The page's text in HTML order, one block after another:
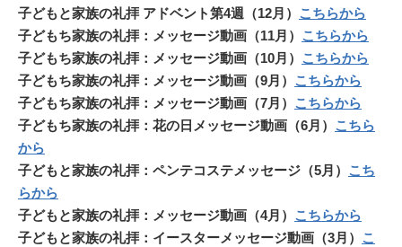
子どもと家族の礼拝 アドベント第4週（12月） こちらから
子どもち家族の礼拝：メッセージ動画（11月） こちらから
子どもち家族の礼拝：メッセージ動画（10月） こちらから
子どもち家族の礼拝：メッセージ動画（9月） こちらから
子どもち家族の礼拝：メッセージ動画（7月） こちらから
子どもち家族の礼拝：花の日メッセージ動画（6月） こちら
から
子どもと家族の礼拝：ペンテコステメッセージ（5月） こち
らから
子どもと家族の礼拝：メッセージ動画（4月） こちらから
子どもと家族の礼拝：イースターメッセージ動画（3月） こ